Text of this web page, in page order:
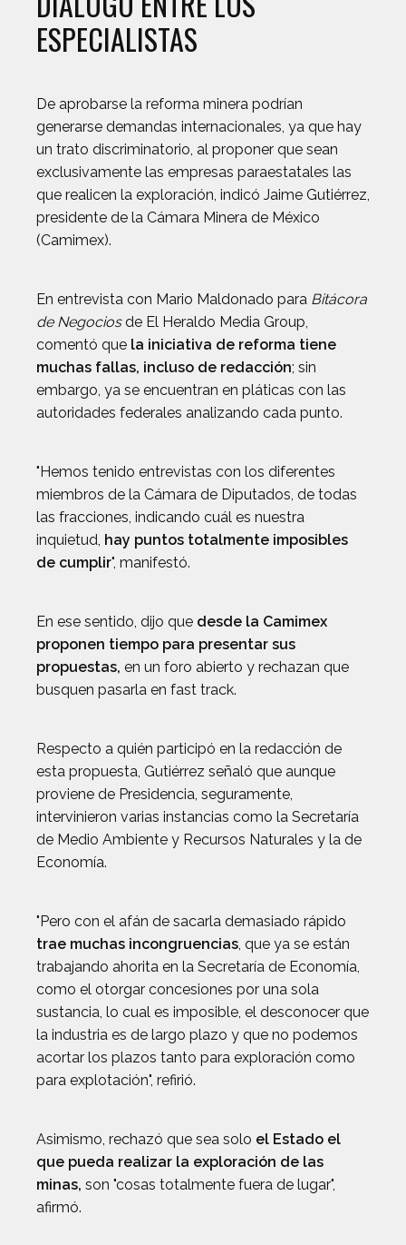
ESPECIALISTAS
De aprobarse la reforma minera podrían
generarse demandas internacionales, ya que hay
un trato discriminatorio, al proponer que sean
exclusivamente las empresas paraestatales las
que realicen la exploración, indicó Jaime Gutiérrez,
presidente de la Cámara Minera de México
(Camimex).
En entrevista con Mario Maldonado para Bitácora
de Negociosde El Heraldo Media Group,
comentó que la iniciativa de reforma tiene
muchas fallas, incluso de redacción; sin
embargo, ya se encuentran en pláticas con las
autoridades federales analizando cada punto.
"Hemos tenido entrevistas con los diferentes
miembros de la Cámara de Diputados, de todas
las fracciones, indicando cuál es nuestra
inquietud, hay puntos totalmente imposibles
de cumplir", manifestó.
En ese sentido, dijo que desde la Camimex
proponen tiempo para presentar sus
propuestas, en un foro abierto y rechazan que
busquen pasarla en fast track.
Respecto a quién participó en la redacción de
esta propuesta, Gutiérrez señaló que aunque
proviene de Presidencia, seguramente,
intervinieron varias instancias como la Secretaría
de Medio Ambiente y Recursos Naturales y la de
Economía.
"Pero con el afán de sacarla demasiado rápido
trae muchas incongruencias, que ya se están
trabajando ahorita en la Secretaría de Economía,
como el otorgar concesiones por una sola
sustancia, lo cual es imposible, el desconocer que
la industria es de largo plazo y que no podemos
acortar los plazos tanto para exploración como
para explotación", refirió.
Asimismo, rechazó que sea solo el Estado el
que pueda realizar la exploración de las
minas, son "cosas totalmente fuera de lugar",
afirmó.